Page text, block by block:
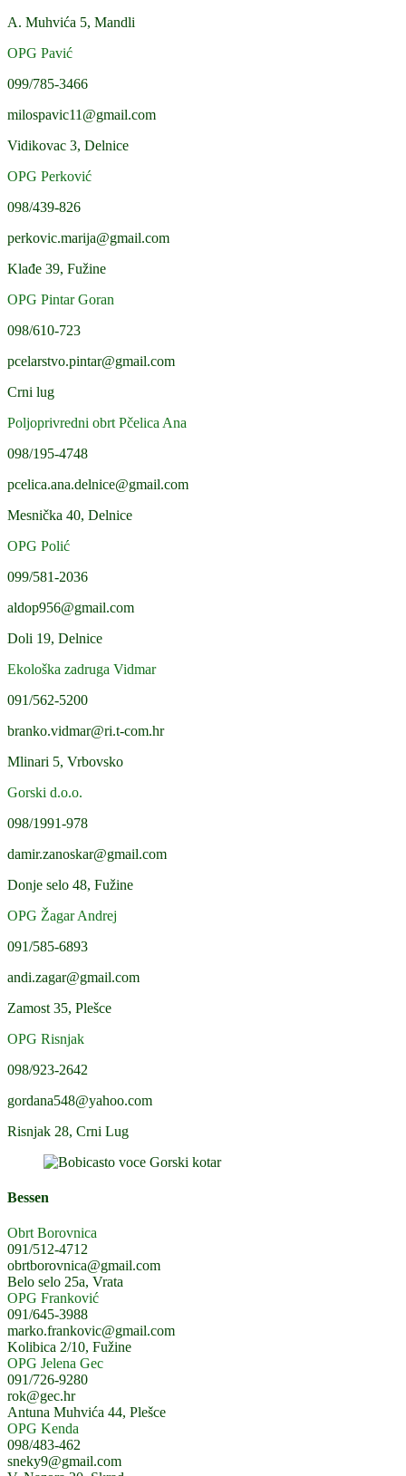
A. Muhvića 5, Mandli
OPG Pavić
099/785-3466
milospavic11@gmail.com
Vidikovac 3, Delnice
OPG Perković
098/439-826
perkovic.marija@gmail.com
Klađe 39, Fužine
OPG Pintar Goran
098/610-723
pcelarstvo.pintar@gmail.com
Crni lug
Poljoprivredni obrt Pčelica Ana
098/195-4748
pcelica.ana.delnice@gmail.com
Mesnička 40, Delnice
OPG Polić
099/581-2036
aldop956@gmail.com
Doli 19, Delnice
Ekološka zadruga Vidmar
091/562-5200
branko.vidmar@ri.t-com.hr
Mlinari 5, Vrbovsko
Gorski d.o.o.
098/1991-978
damir.zanoskar@gmail.com
Donje selo 48, Fužine
OPG Žagar Andrej
091/585-6893
andi.zagar@gmail.com
Zamost 35, Plešce
OPG Risnjak
098/923-2642
gordana548@yahoo.com
Risnjak 28, Crni Lug
Bessen
Obrt Borovnica
091/512-4712
obrtborovnica@gmail.com
Belo selo 25a, Vrata
OPG Franković
091/645-3988
marko.frankovic@gmail.com
Kolibica 2/10, Fužine
OPG Jelena Gec
091/726-9280
rok@gec.hr
Antuna Muhvića 44, Plešce
OPG Kenda
098/483-462
sneky9@gmail.com